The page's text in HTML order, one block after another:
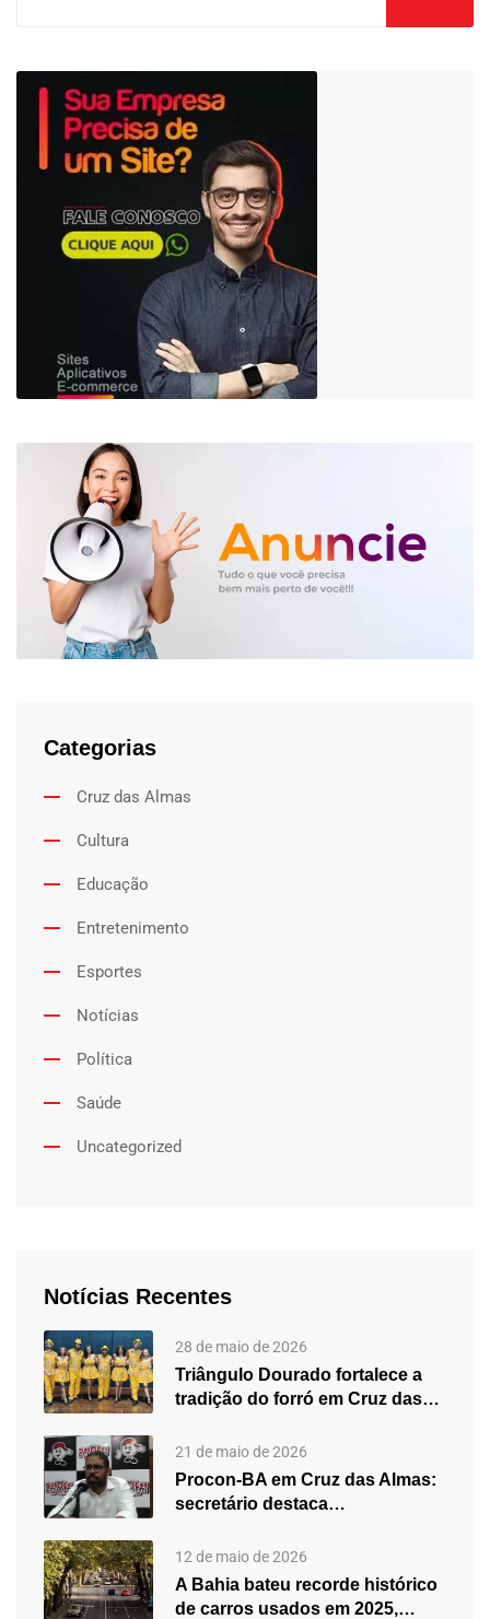
Categorias
Cruz das Almas
Cultura
Educação
Entretenimento
Esportes
Notícias
Política
Saúde
Uncategorized
Notícias Recentes
28 de maio de 2026
Triângulo Dourado fortalece a
tradição do forró em Cruz das…
21 de maio de 2026
Procon-BA em Cruz das Almas:
secretário destaca
12 de maio de 2026
A Bahia bateu recorde histórico
de carros usados em 2025,…